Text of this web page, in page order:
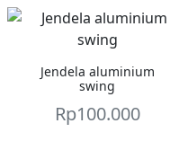
Jendela aluminium
swing
Rp100.000